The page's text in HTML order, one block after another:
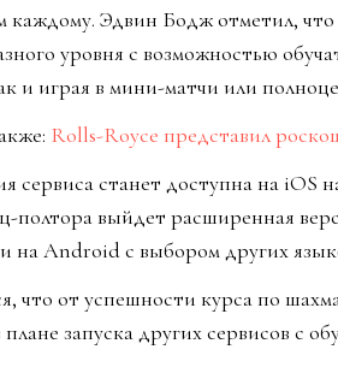
каждому. Эдвин Бодж отметил,
уровня с возможностью
и играя в мини-матчи или
Rolls-Royce представил
сервиса станет доступна на iOS
полтора выйдет расширенная
на Android с выбором других
что от успешности курса по
запуска других сервисов с